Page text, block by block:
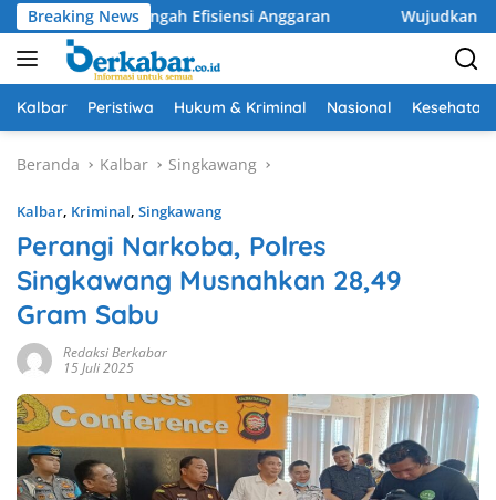
Langsung
ke
konten
Breaking News
di Tengah Efisiensi Anggaran Wujudkan Drainase
Kalbar Peristiwa Hukum & Kriminal Nasional Kesehatan
Beranda Kalbar Singkawang
Kalbar, Kriminal, Singkawang
Perangi Narkoba, Polres
Singkawang Musnahkan 28,49
Gram Sabu
Redaksi Berkabar
15 Juli 2025